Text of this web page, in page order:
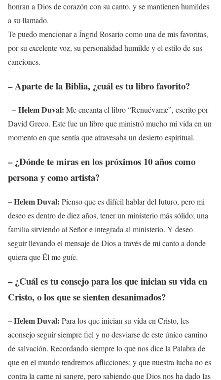
honran a Dios de corazón con su canto, y se mantienen humildes
a su llamado.
Te puedo mencionar a Íngrid Rosario como una de mis favoritas,
por su excelente voz, su personalidad humilde y el estilo de sus
canciones.
– Aparte de la Biblia, ¿cuál es tu libro favorito?
– Helem Duval: Me encanta el libro “Renuévame”, escrito por
David Greco. Este fue un libro que ministró mucho mi vida en un
momento en que sentía que atravesaba un desierto espiritual.
– ¿Dónde te miras en los próximos 10 años como
persona y como artista?
– Helem Duval: Pienso que es difícil hablar del futuro, pero mi
deseo es dentro de diez años, tener un ministerio más sólido; una
familia sirviendo al Señor e integrada al ministerio. Y deseo
seguir llevando el mensaje de Dios a través de mi canto a donde
quiera que Él me guíe.
– ¿Cuál es tu consejo para los que inician su vida en
Cristo, o los que se sienten desanimados?
– Helem Duval: Para los que inician su vida en Cristo, les
aconsejo seguir siempre fiel y no desviarse de este único camino
de salvación. Recordando siempre lo que nos dice la Palabra de
que en el mundo tendremos aflicciones; y que nuestra lucha no es
contra la carne ni sangre, pero sabiendo que Dios nos ha dado las